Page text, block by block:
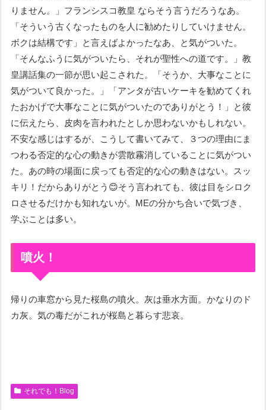
りません。」フランシスコ教皇 ならそう言うだろうなあ。
「そういう古くなったものを人に勧めたりしていけません。
ボクは結構です」と言えばよかったなあ、と気がついた。
「そんなふうに気がついたら、それが聖性への道です。」教
皇講話集の一節が思い起こされた。「そうか、大事なことに
気がついて良かった。」「アンタが古いケーキを勧めてくれ
たおかげで大事なことに気がついたのでありがとう！」と彼
に伝えたら、皮肉を言われたとしか思わないかもしれない。
不安な感じはするが、こうして書いてみて、３つの理由にま
つわる否定的な心の動きが雲散霧消していることに気がつい
た。あの時の場面に戻っても否定的な心の動きはない。スッ
キリ！だからありがとう😊そう言われても、彼は目をシロク
ロさせるだけかも知れないが。MEの分かち合いで気づき、
学ぶことは多い。
噴火！
帰りの車窓から見た桜島の噴火。灰は垂水方面。かなりのド
カ灰。気の毒だがこれが桜島と暮らす悲哀。
それでも！Blog